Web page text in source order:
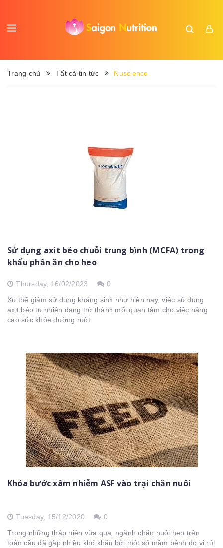
Trang chủ Tất cả tin tức Nuscience
Sử dụng axit béo chuỗi trung bình (MCFA) trong
khẩu phần ăn cho heo
Thursday, 16/02/2023
0
Xu thế giảm sử dụng kháng sinh như hiện nay, việc sử dụng
axit béo tự nhiên đang trở thành mối quan tâm cho việc nâng
cao sức khỏe đường ruột.
Khóa bước xâm nhiễm ASF vào trại chăn nuôi
Tuesday, 15/12/2020
0
Trong những thập niên vừa qua, ngành chăn nuôi heo trên
toàn cầu đã gặp nhiều khó khăn bởi một số mầm bệnh do vi rút